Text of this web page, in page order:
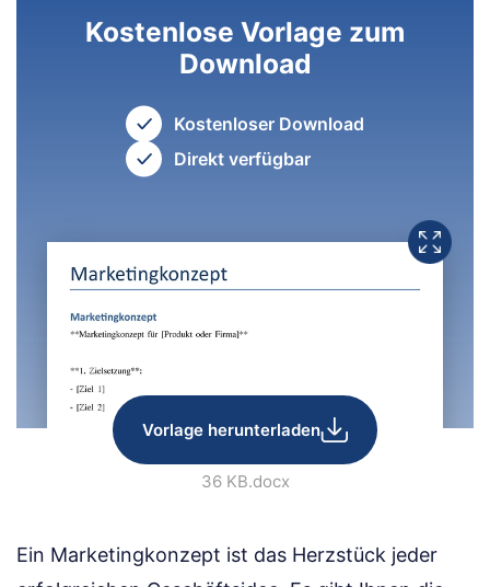
Kostenlose Vorlage zum
Download
Kostenloser Download
Direkt verfügbar
Vorlage herunterladen
36 KB.docx
Ein Marketingkonzept ist das Herzstück jeder